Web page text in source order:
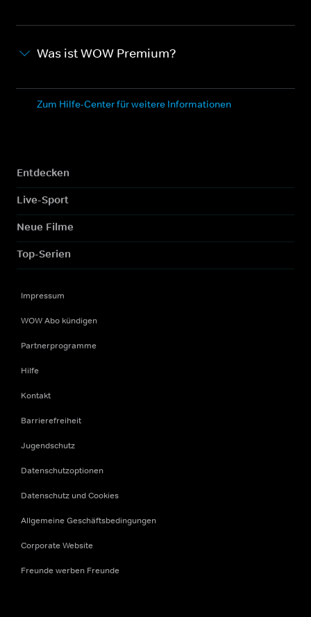
Was ist WOW Premium?
Zum Hilfe-Center für weitere Informationen
Entdecken
Live-Sport
Neue Filme
Top-Serien
Impressum
WOW Abo kündigen
Partnerprogramme
Hilfe
Kontakt
Barrierefreiheit
Jugendschutz
Datenschutzoptionen
Datenschutz und Cookies
Allgemeine Geschäftsbedingungen
Corporate Website
Freunde werben Freunde